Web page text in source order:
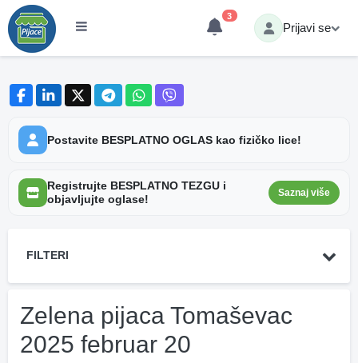
3
Prijavi se
Postavite BESPLATNO OGLAS kao fizičko lice!
Registrujte BESPLATNO TEZGU i
objavljujte oglase!
Saznaj više
FILTERI
Zelena pijaca Tomaševac
2025 februar 20